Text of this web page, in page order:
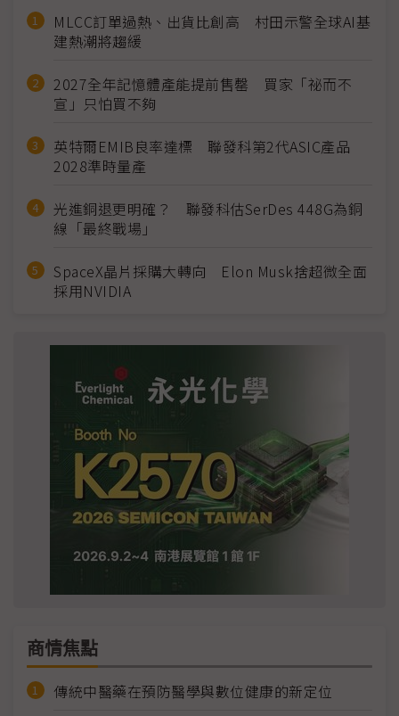
MLCC訂單過熱、出貨比創高 村田示警全球AI基
建熱潮將趨緩
2027全年記憶體產能提前售罄 買家「祕而不
宣」只怕買不夠
英特爾EMIB良率達標 聯發科第2代ASIC產品
2028準時量產
光進銅退更明確？ 聯發科估SerDes 448G為銅
線「最終戰場」
SpaceX晶片採購大轉向 Elon Musk捨超微全面
採用NVIDIA
商情焦點
傳統中醫藥在預防醫學與數位健康的新定位